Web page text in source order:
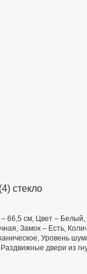
стекло
66,5 см, Цвет –
Замок – Есть,
Уровень
двери из